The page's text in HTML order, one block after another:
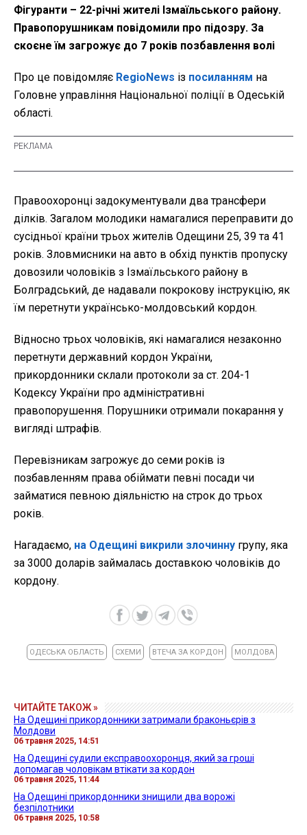
Фігуранти – 22-річні жителі Ізмаїльського району.
Правопорушникам повідомили про підозру. За
скоєне їм загрожує до 7 років позбавлення волі
Про це повідомляє RegioNews із посиланням на
Головне управління Національної поліції в Одеській
області.
Правоохоронці задокументували два трансфери
ділків. Загалом молодики намагалися переправити до
сусідньої країни трьох жителів Одещини 25, 39 та 41
років. Зловмисники на авто в обхід пунктів пропуску
довозили чоловіків з Ізмаїльського району в
Болградський, де надавали покрокову інструкцію, як
їм перетнути українсько-молдовський кордон.
Відносно трьох чоловіків, які намагалися незаконно
перетнути державний кордон України,
прикордонники склали протоколи за ст. 204-1
Кодексу України про адміністративні
правопорушення. Порушники отримали покарання у
вигляді штрафів.
Перевізникам загрожує до семи років із
позбавленням права обіймати певні посади чи
займатися певною діяльністю на строк до трьох
років.
Нагадаємо, на Одещині викрили злочинну групу, яка
за 3000 доларів займалась доставкою чоловіків до
кордону.
ОДЕСЬКА ОБЛАСТЬ СХЕМИ ВТЕЧА ЗА КОРДОН МОЛДОВА
ЧИТАЙТЕ ТАКОЖ »
На Одещині прикордонники затримали браконьєрів з
Молдови
06 травня 2025, 14:51
На Одещині судили експравоохоронця, який за гроші
допомагав чоловікам втікати за кордон
06 травня 2025, 11:44
На Одещині прикордонники знищили два ворожі
безпілотники
06 травня 2025, 10:58